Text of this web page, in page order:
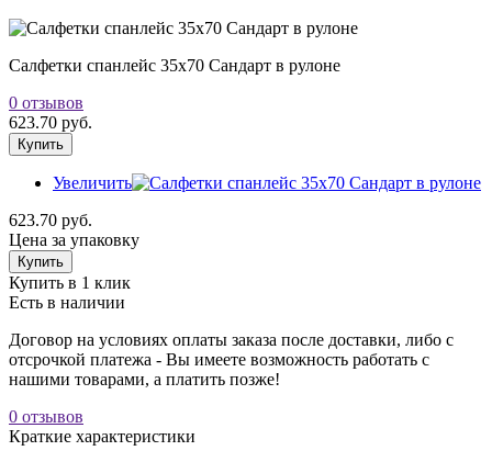
Салфетки спанлейс 35х70 Сандарт в рулоне
0 отзывов
623.70 руб.
Купить
Увеличить
623.70 руб.
Цена за упаковку
Купить
Купить в 1 клик
Есть в наличии
Договор на условиях оплаты заказа после доставки, либо с
отсрочкой платежа - Вы имеете возможность работать с
нашими товарами, а платить позже!
0 отзывов
Краткие характеристики